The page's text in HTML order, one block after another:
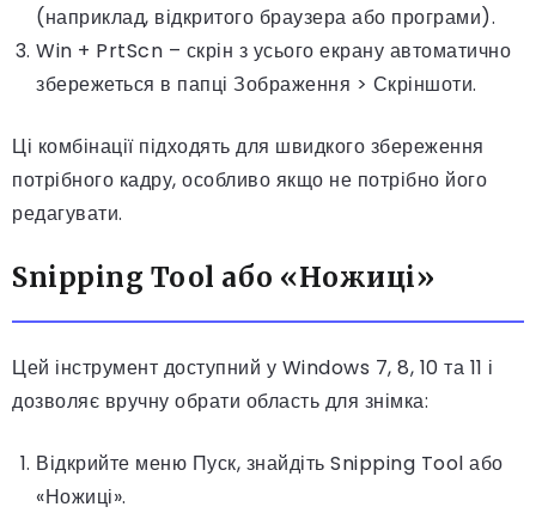
(наприклад, відкритого браузера або програми).
Win + PrtScn – скрін з усього екрану автоматично
збережеться в папці Зображення > Скріншоти.
Ці комбінації підходять для швидкого збереження
потрібного кадру, особливо якщо не потрібно його
редагувати.
Snipping Tool або «Ножиці»
Цей інструмент доступний у Windows 7, 8, 10 та 11 і
дозволяє вручну обрати область для знімка:
Відкрийте меню Пуск, знайдіть Snipping Tool або
«Ножиці».